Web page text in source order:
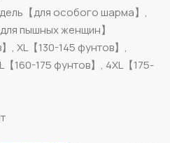
【для особого шарма】,
пышных женщин】
, XL【130-145 фунтов】,
160-175 фунтов】, 4XL【175-